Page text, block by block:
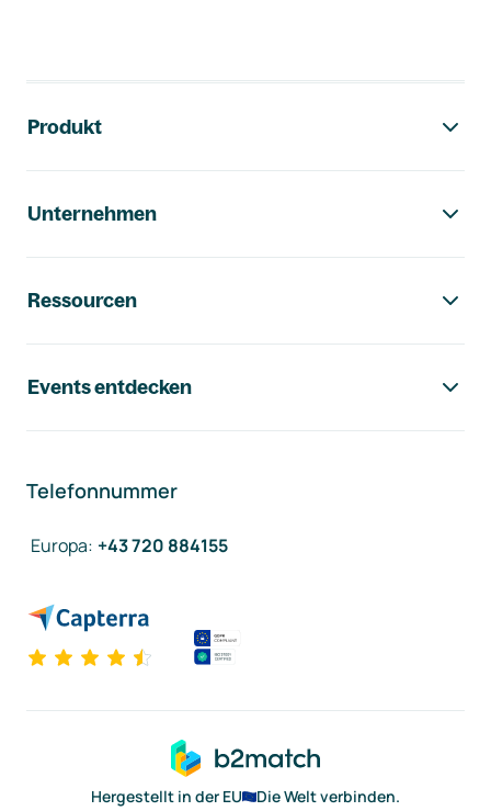
Produkt
Unternehmen
Ressourcen
Events entdecken
Telefonnummer
Europa: +43 720 884155
Hergestellt in der EU
Die Welt verbinden.